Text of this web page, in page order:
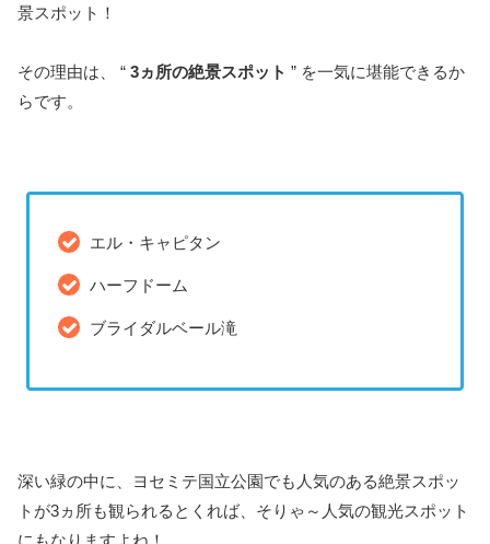
景スポット！
その理由は、 “ 3ヵ所の絶景スポット ” を一気に堪能できるか
らです。
エル・キャピタン
ハーフドーム
ブライダルベール滝
深い緑の中に、ヨセミテ国立公園でも人気のある絶景スポッ
トが3ヵ所も観られるとくれば、そりゃ～人気の観光スポット
にもなりますよね！